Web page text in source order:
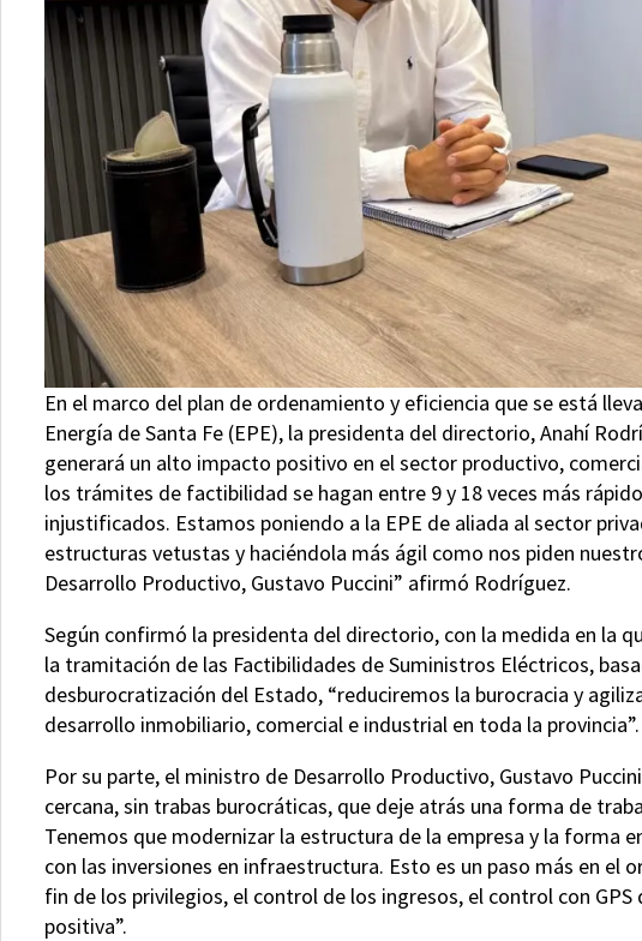
En el marco del plan de ordenamiento y eficiencia que se está
Energía de Santa Fe (EPE), la presidenta del directorio, Anahí
generará un alto impacto positivo en el sector productivo,
los trámites de factibilidad se hagan entre 9 y 18 veces más
injustificados. Estamos poniendo a la EPE de aliada al sector
estructuras vetustas y haciéndola más ágil como nos piden
Desarrollo Productivo, Gustavo Puccini” afirmó Rodríguez.
Según confirmó la presidenta del directorio, con la medida en la
la tramitación de las Factibilidades de Suministros Eléctricos,
desburocratización del Estado, “reduciremos la burocracia y
desarrollo inmobiliario, comercial e industrial en toda la provincia”.
Por su parte, el ministro de Desarrollo Productivo, Gustavo
cercana, sin trabas burocráticas, que deje atrás una forma de
Tenemos que modernizar la estructura de la empresa y la forma
con las inversiones en infraestructura. Esto es un paso más en el
fin de los privilegios, el control de los ingresos, el control con
positiva”.